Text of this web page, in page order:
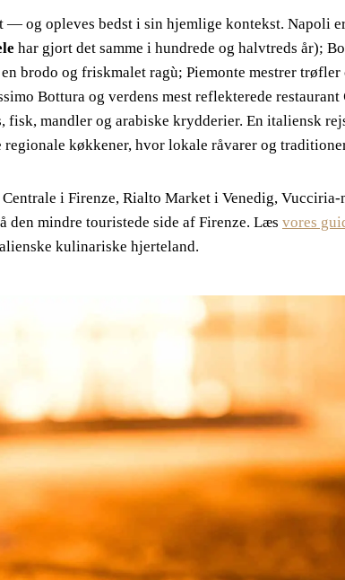
og opleves bedst i sin hjemlige kontekst. Napoli
har gjort det samme i hundrede og halvtreds år);
brodo og friskmalet ragù; Piemonte mestrer trøfler
Bottura og verdens mest reflekterede restaurant
fisk, mandler og arabiske krydderier. En italiensk
køkkener, hvor lokale råvarer og
i Firenze, Rialto Market i Venedig, Vucciria-
den mindre touristede side af Firenze. Læs vores
kulinariske hjerteland.